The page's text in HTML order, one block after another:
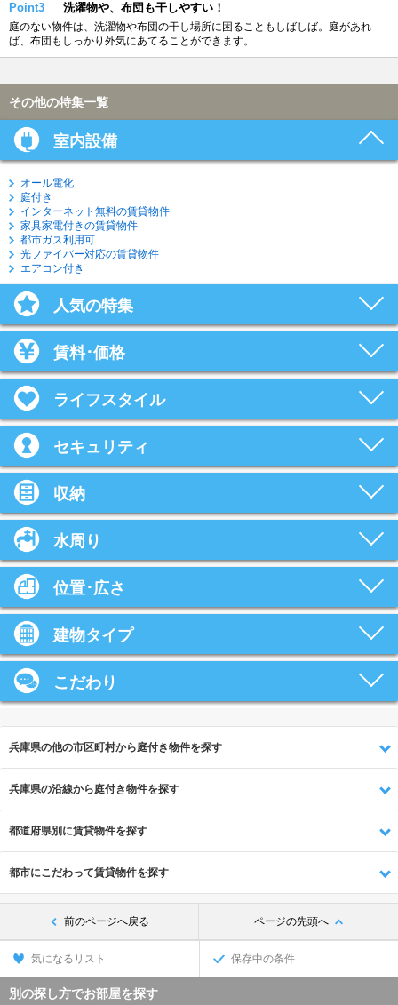
Point3 洗濯物や、布団も干しやすい！
庭のない物件は、洗濯物や布団の干し場所に困ることもしばしば。庭があれ
ば、布団もしっかり外気にあてることができます。
その他の特集一覧
室内設備
オール電化
庭付き
インターネット無料の賃貸物件
家具家電付きの賃貸物件
都市ガス利用可
光ファイバー対応の賃貸物件
エアコン付き
人気の特集
賃料･価格
ライフスタイル
セキュリティ
収納
水周り
位置･広さ
建物タイプ
こだわり
兵庫県の他の市区町村から庭付き物件を探す
兵庫県の沿線から庭付き物件を探す
都道府県別に賃貸物件を探す
都市にこだわって賃貸物件を探す
前のページへ戻る ページの先頭へ
気になるリスト 保存中の条件
別の探し方でお部屋を探す